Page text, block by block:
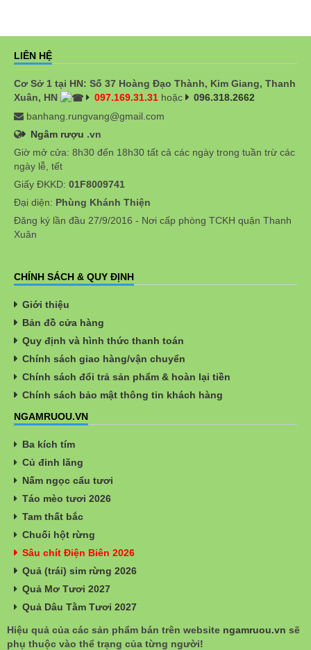
LIÊN HỆ
Cơ Sở 1 tại HN: Số 37 Hoàng Đạo Thành, Kim Giang, Thanh
Xuân, HN
097.169.31.31 hoặc
096.318.2662
banhang.rungvang@gmail.com
Ngâm rượu .vn
Giờ mở cửa: 8h30 đến 18h30 tất cả các ngày trong tuần trừ các
ngày lễ, tết
Giấy ĐKKD: 01F8009741
Đại diện: Phùng Khánh Thiện
Đăng ký lần đầu 27/9/2016 - Nơi cấp phòng TCKH quận Thanh
Xuân
CHÍNH SÁCH & QUY ĐỊNH
Giới thiệu
Bản đồ cửa hàng
Quy định và hình thức thanh toán
Chính sách giao hàng/vận chuyển
Chính sách đổi trả sản phẩm & hoàn lại tiền
Chính sách bảo mật thông tin khách hàng
NGAMRUOU.VN
Ba kích tím
Củ đinh lăng
Nấm ngọc cẩu tươi
Táo mèo tươi 2026
Tam thất bắc
Chuối hột rừng
Sâu chít Điện Biên 2026
Quả (trái) sim rừng 2026
Quả Mơ Tươi 2027
Quả Dâu Tằm Tươi 2027
Hiệu quả của các sản phẩm bán trên website ngamruou.vn sẽ
phụ thuộc vào thể trạng của từng người!